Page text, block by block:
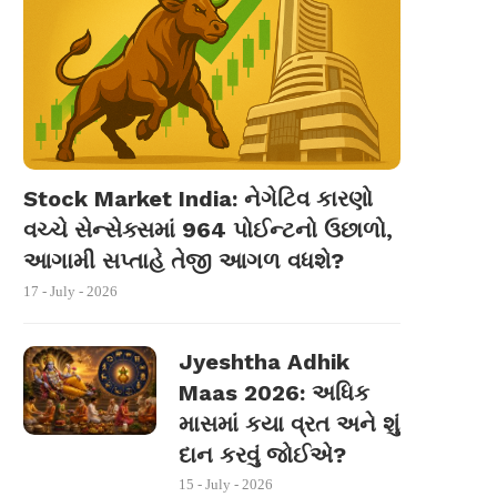
Stock Market India: નેગેટિવ કારણો
વચ્ચે સેન્સેક્સમાં 964 પોઈન્ટનો ઉછાળો,
આગામી સપ્તાહે તેજી આગળ વધશે?
17 - July - 2026
Jyeshtha Adhik
Maas 2026: અધિક
માસમાં કયા વ્રત અને શું
દાન કરવું જોઈએ?
15 - July - 2026